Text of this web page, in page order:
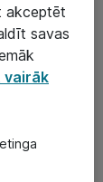
akceptēt
savas
vairāk